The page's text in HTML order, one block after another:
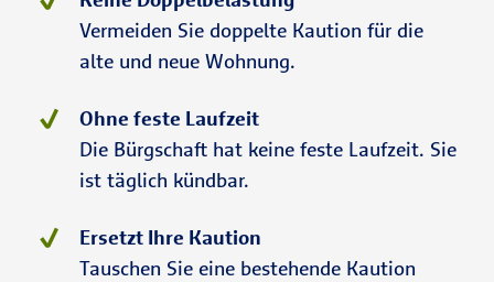
Vermeiden Sie doppelte Kaution für die
alte und neue Wohnung.
Ohne feste Laufzeit
Die Bürgschaft hat keine feste Laufzeit. Sie
ist täglich kündbar.
Ersetzt Ihre Kaution
Tauschen Sie eine bestehende Kaution